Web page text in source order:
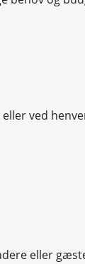
ved
eller